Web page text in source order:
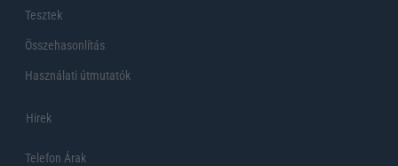
Tesztek
Összehasonlítás
Használati útmutatók
Hirek
Telefon Árak